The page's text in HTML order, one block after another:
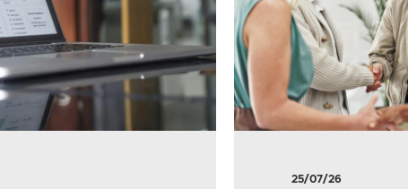
25/07/26